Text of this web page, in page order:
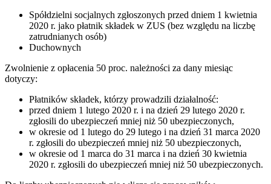
Spółdzielni socjalnych zgłoszonych przed dniem 1 kwietnia
2020 r. jako płatnik składek w ZUS (bez względu na liczbę
zatrudnianych osób)
Duchownych
Zwolnienie z opłacenia 50 proc. należności za dany miesiąc
dotyczy:
Płatników składek, którzy prowadzili działalność:
przed dniem 1 lutego 2020 r. i na dzień 29 lutego 2020 r.
zgłosili do ubezpieczeń mniej niż 50 ubezpieczonych,
w okresie od 1 lutego do 29 lutego i na dzień 31 marca 2020
r. zgłosili do ubezpieczeń mniej niż 50 ubezpieczonych,
w okresie od 1 marca do 31 marca i na dzień 30 kwietnia
2020 r. zgłosili do ubezpieczeń mniej niż 50 ubezpieczonych.